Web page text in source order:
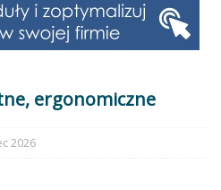
ergonomiczne
2026